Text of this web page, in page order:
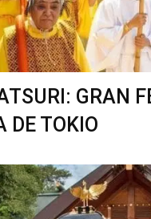
GRAN
DE TOKIO